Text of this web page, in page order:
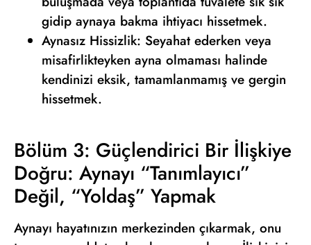
gidip aynaya bakma ihtiyacı hissetmek.
Aynasız Hissizlik: Seyahat ederken veya
misafirlikteyken ayna olmaması halinde
kendinizi eksik, tamamlanmamış ve gergin
hissetmek.
Bölüm 3: Güçlendirici Bir İlişkiye
Doğru: Aynayı “Tanımlayıcı”
Değil, “Yoldaş” Yapmak
Aynayı hayatınızın merkezinden çıkarmak, onu